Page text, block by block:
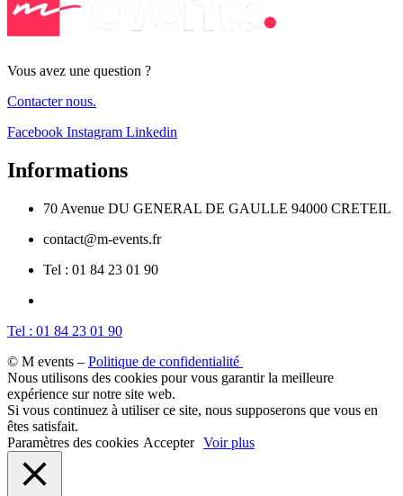
Vous avez une question ?
Contacter nous.
Facebook Instagram Linkedin
Informations
70 Avenue DU GENERAL DE GAULLE 94000 CRETEIL
contact@m-events.fr
Tel : 01 84 23 01 90
Tel : 01 84 23 01 90
© M events – Politique de confidentialité
Nous utilisons des cookies pour vous garantir la meilleure
expérience sur notre site web.
Si vous continuez à utiliser ce site, nous supposerons que vous en
êtes satisfait.
Paramètres des cookies Accepter Voir plus